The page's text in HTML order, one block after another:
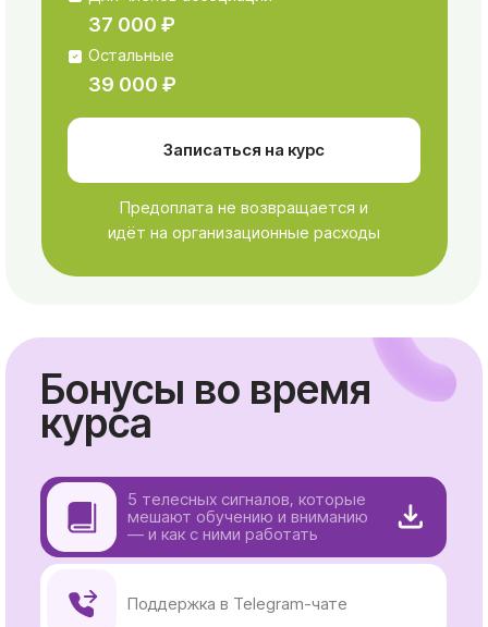
Методические материалы:
Рефлекс Моро
Методические материалы:
Рефлекс парализующего страха
Разбор практических ситуаций.
Ваших кейсов
Готовы начать
путь
к телу, в котором
легко учиться
и жить?